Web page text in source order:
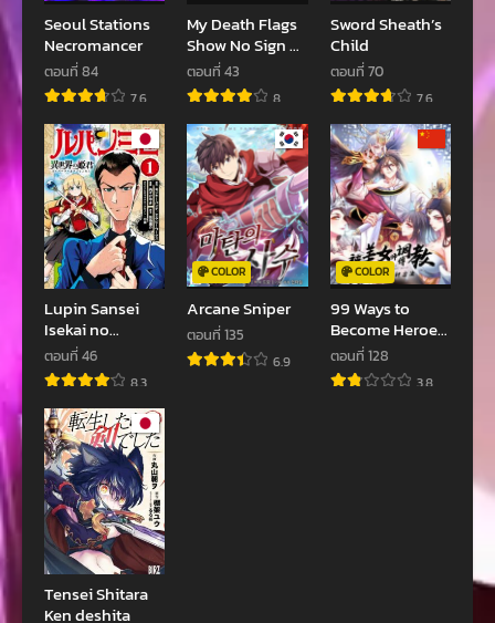
ตอนที่ 38
กันยายน 17, 2023
ตอนที่ 37
กันยายน 13, 2023
ตอนที่ 36
สิงหาคม 27, 2023
ตอนที่ 35
สิงหาคม 6, 2023
ตอนที่ 34
สิงหาคม 2, 2023
ตอนที่ 33
สิงหาคม 2, 2023
ตอนที่ 32
กรกฎาคม 14, 2023
ตอนที่ 31
กรกฎาคม 12, 2023
ตอนที่ 30
กรกฎาคม 11, 2023 มิถุนายน 13, 2023
ตอนที่ 28
มิถุนายน 5, 2023
ตอนที่ 26
พฤษภาคม 25, 2023
ตอนที่ 24
พฤษภาคม 2, 2023
ตอนที่ 22
Seoul Stations
Necromancer
ตอนที่ 84
7.6
My Death Flags
Show No Sign of
Ending
ตอนที่ 43
8
Sword Sheath’s
Child
ตอนที่ 70
7.6
Lupin Sansei
Isekai no
Himegimi
ตอนที่ 46
8.3
COLOR
Arcane Sniper
ตอนที่ 135
6.9
COLOR
99 Ways to
Become Heroes
by Beauty
Master
ตอนที่ 128
3.8
Tensei Shitara
Ken deshita